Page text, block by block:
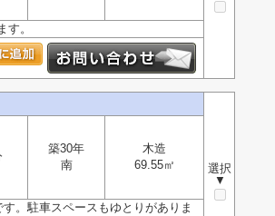
。
選択
▼
築30年
南
木造
69.55㎡
。駐車スペースもゆとりがありま